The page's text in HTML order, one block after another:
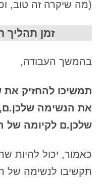
(מה שיקרה זה טוב,
זמן תהליך
בהמשך העבודה,
תמשיכו להחזיק את
את הנשימה
שלכן.ם לקיומה של
כאמור, יכול להיות
תקשיבו לנשימה של